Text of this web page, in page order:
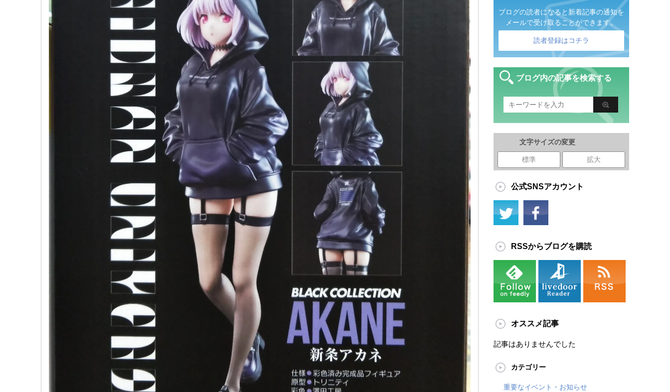
ブログの読者になると新着記事の通知を
メールで受け取ることができます。
読者登録はコチラ
ブログ内の記事を検索する
文字サイズの変更
標準 拡大
公式SNSアカウント
RSSからブログを購読
オススメ記事
記事はありませんでした
カテゴリー
重要なイベント・お知らせ